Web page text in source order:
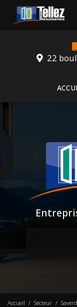
contenu
22
Accueil Secteur